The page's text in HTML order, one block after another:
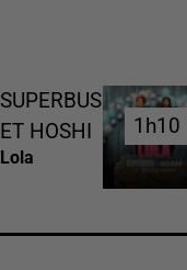
SUPERBUS
ET HOSHI
Lola
1h10
1h10